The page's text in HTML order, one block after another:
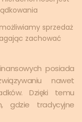
sprzedaż
zachować
posiada
nawet
Dzięki temu
gdzie tradycyjne